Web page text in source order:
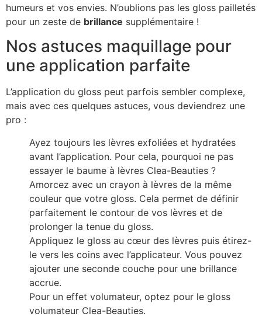
humeurs et vos envies. N’oublions pas les gloss pailletés
pour un zeste de brillance supplémentaire !
Nos astuces maquillage pour
une application parfaite
L’application du gloss peut parfois sembler complexe,
mais avec ces quelques astuces, vous deviendrez une
pro :
Ayez toujours les lèvres exfoliées et hydratées
avant l’application. Pour cela, pourquoi ne pas
essayer le baume à lèvres Clea-Beauties ?
Amorcez avec un crayon à lèvres de la même
couleur que votre gloss. Cela permet de définir
parfaitement le contour de vos lèvres et de
prolonger la tenue du gloss.
Appliquez le gloss au cœur des lèvres puis étirez-
le vers les coins avec l’applicateur. Vous pouvez
ajouter une seconde couche pour une brillance
accrue.
Pour un effet volumateur, optez pour le gloss
volumateur Clea-Beauties.